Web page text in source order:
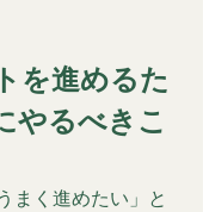
を進めるた
やるべきこ
まく進めたい」と